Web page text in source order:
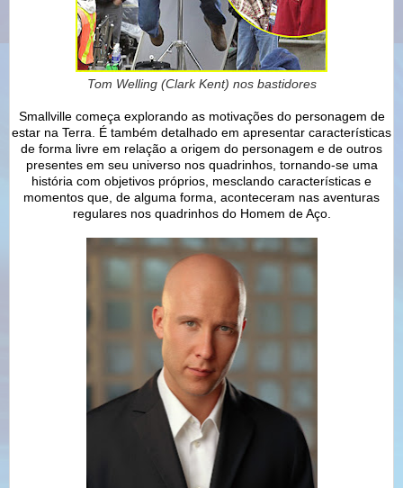
Tom Welling (Clark Kent) nos bastidores
Smallville começa explorando as motivações do personagem de
estar na Terra. É também detalhado em apresentar características
de forma livre em relação a origem do personagem e de outros
presentes em seu universo nos quadrinhos, tornando-se uma
história com objetivos próprios, mesclando características e
momentos que, de alguma forma, aconteceram nas aventuras
regulares nos quadrinhos do Homem de Aço.